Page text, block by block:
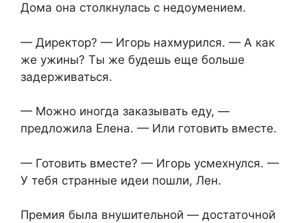
Дома она столкнулась с недоумением.
— Директор? — Игорь нахмурился. — А как
же ужины? Ты же будешь еще больше
задерживаться.
— Можно иногда заказывать еду, —
предложила Елена. — Или готовить вместе.
— Готовить вместе? — Игорь усмехнулся. —
У тебя странные идеи пошли, Лен.
Премия была внушительной — достаточной